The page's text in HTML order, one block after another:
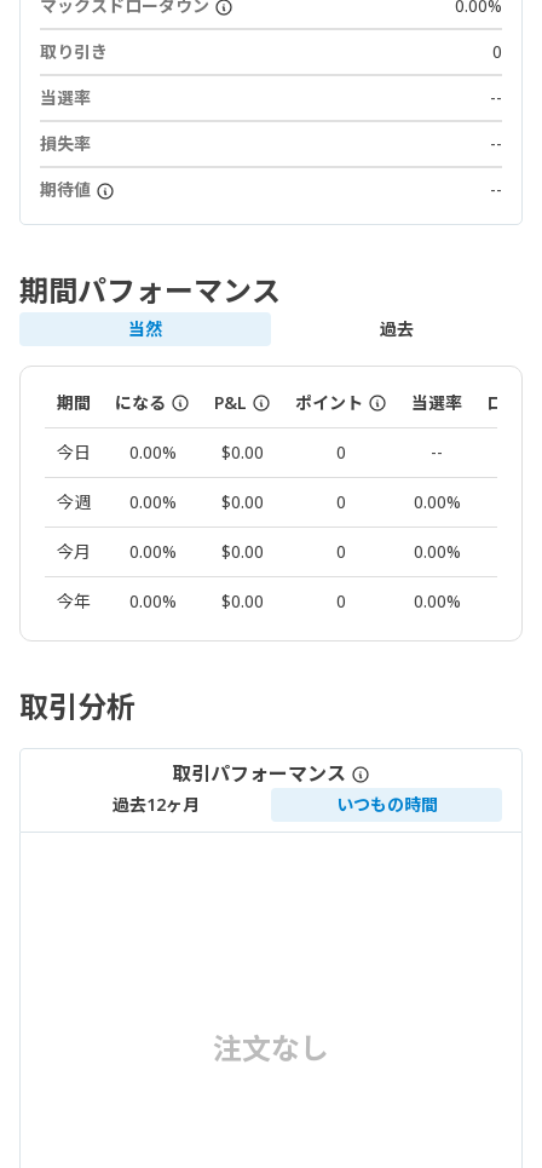
マックスドローダウン
0.00%
取り引き
0
当選率
--
損失率
--
期待値
--
期間パフォーマンス
当然 過去
期間 になる P&L ポイント 当選率 ロット
今日 0.00% $0.00 0 --
今週 0.00% $0.00 0 0.00%
今月 0.00% $0.00 0 0.00%
今年 0.00% $0.00 0 0.00%
取引分析
取引パフォーマンス
過去12ヶ月 いつもの時間
注文なし